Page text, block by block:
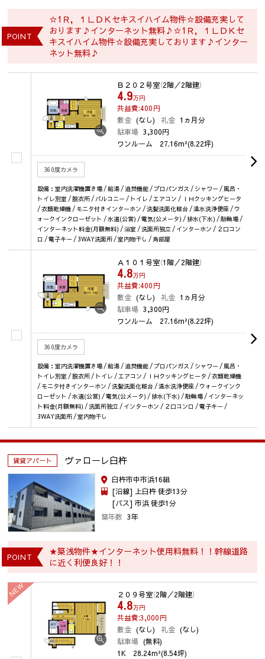
POINT
☆1Ｒ，１ＬＤＫセキスイハイム物件☆設備充実して
おります♪インターネット無料♪☆1Ｒ，１ＬＤＫセ
キスイハイム物件☆設備充実しております♪インター
ネット無料♪
Ｂ２０２号室（2階／2階建）
4.9万円
共益費:400円
敷金 (なし) 礼金 1ヵ月分
駐車場 3,300円
ワンルーム 27.16m²(8.22坪)
360度カメラ
設備：室内洗濯機置き場 / 給湯 / 追焚機能 / プロパンガス / シャワー / 風呂・
トイレ別室 / 脱衣所 / バルコニー / トイレ / エアコン / ＩＨクッキングヒータ
/ 衣類乾燥機 / モニタ付きインターホン / 洗髪洗面化粧台 / 温水洗浄便座 / ウ
ォークインクローゼット / 水道(公営) / 電気(公メータ) / 排水(下水) / 駐輪場 /
インターネット料金(月額無料) / 浴室 / 洗面所独立 / インターホン / ２口コン
ロ / 電子キー / 3WAY洗面所 / 室内物干し / 角部屋
Ａ１０１号室（1階／2階建）
4.8万円
共益費:400円
敷金 (なし) 礼金 1ヵ月分
駐車場 3,300円
ワンルーム 27.16m²(8.22坪)
360度カメラ
設備：室内洗濯機置き場 / 給湯 / 追焚機能 / プロパンガス / シャワー / 風呂・
トイレ別室 / 脱衣所 / トイレ / エアコン / ＩＨクッキングヒータ / 衣類乾燥機
/ モニタ付きインターホン / 洗髪洗面化粧台 / 温水洗浄便座 / ウォークインク
ローゼット / 水道(公営) / 電気(公メータ) / 排水(下水) / 駐輪場 / インターネッ
ト料金(月額無料) / 洗面所独立 / インターホン / ２口コンロ / 電子キー /
3WAY洗面所 / 室内物干し
賃貸アパート ヴァローレ臼杵
臼杵市中市浜16組
[沿線] 上臼杵 徒歩13分
[バス] 市浜 徒歩1分
築年数 3年
POINT
★築浅物件★インターネット使用料無料！！幹線道路
に近く利便良好！！
NEW ２０９号室（2階／2階建）
4.8万円
共益費:3,000円
敷金 (なし) 礼金 (なし)
駐車場 (無料)
1K 28.24m²(8.54坪)